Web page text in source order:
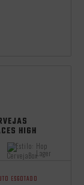
HIGH
Estilo: Hop
Lager
ESGOTADO